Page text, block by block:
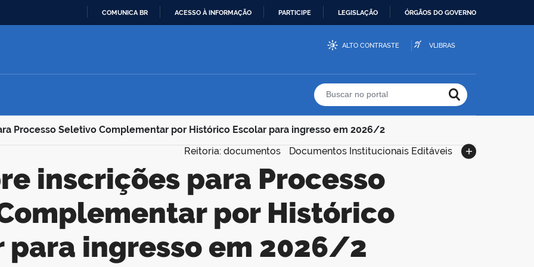
CONTEÚDO
COMUNICA BR ACESSO À INFORMAÇÃO PARTICIPE LEGISLAÇÃO ÓRGÃOS DO GOVERNO
ALTO CONTRASTE VLIBRAS
Buscar no portal
Processo Seletivo Complementar por Histórico Escolar para ingresso em 2026/2
Reitoria: documentos
Documentos Institucionais Editáveis
por Histórico
para ingresso em 2026/2